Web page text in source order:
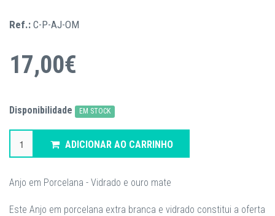
Ref.: C-P-AJ-OM
17,00€
Disponibilidade EM STOCK
ADICIONAR AO CARRINHO
Anjo em Porcelana - Vidrado e ouro mate
Este Anjo em porcelana extra branca e vidrado constitui a oferta